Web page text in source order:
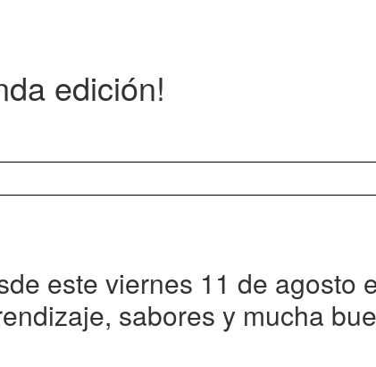
edición!
este viernes 11 de agosto
sabores y mucha